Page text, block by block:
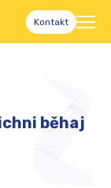
Kontakt
běhaj